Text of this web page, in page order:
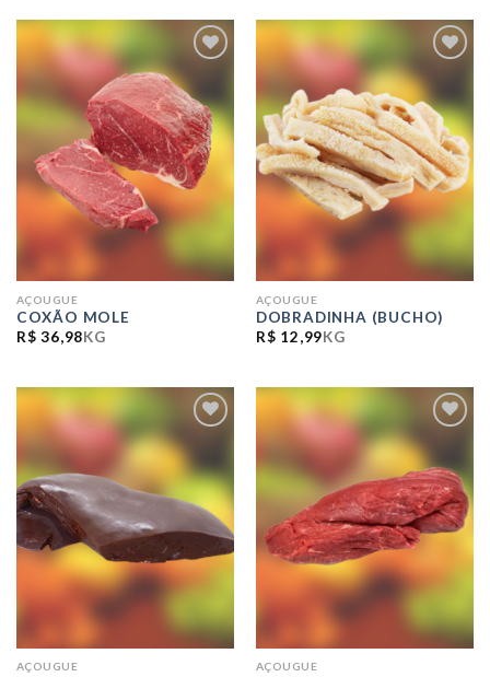
ADICIONAR
A LISTA DE
COMPRAS
AÇOUGUE
COXÃO MOLE
R$ 36,98KG
ADICIONAR
A LISTA DE
COMPRAS
AÇOUGUE
DOBRADINHA (BUCHO)
R$ 12,99KG
ADICIONAR
A LISTA DE
COMPRAS
AÇOUGUE
ADICIONAR
A LISTA DE
COMPRAS
AÇOUGUE